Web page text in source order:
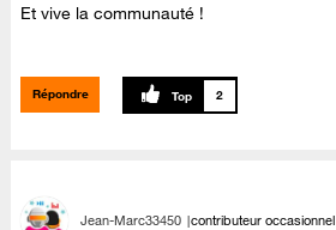
Et vive la communauté !
Répondre 2
Jean-Marc33450 contributeur occasionnel